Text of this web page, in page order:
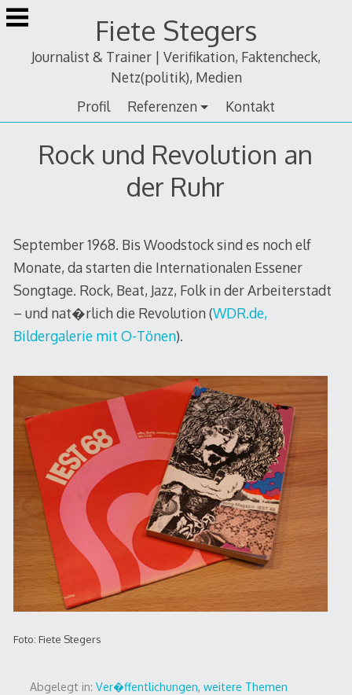
Zum
Inhalt
Fiete Stegers
Journalist & Trainer | Verifikation, Faktencheck,
Netz(politik), Medien
Profil
Referenzen Kontakt
Rock und Revolution an
der Ruhr
September 1968. Bis Woodstock sind es noch elf
Monate, da starten die Internationalen Essener
Songtage. Rock, Beat, Jazz, Folk in der Arbeiterstadt
– und nat�rlich die Revolution (WDR.de,
Bildergalerie mit O-Tönen).
Foto: Fiete Stegers
Abgelegt in: Ver�ffentlichungen, weitere Themen